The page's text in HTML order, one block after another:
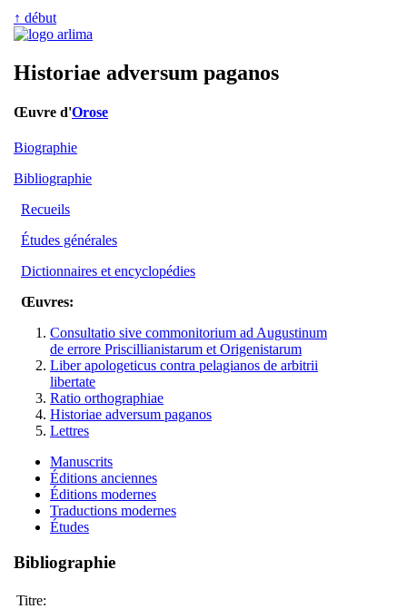
↑ début
Historiae adversum paganos
Œuvre d'Orose
Biographie
Bibliographie
Recueils
Études générales
Dictionnaires et encyclopédies
Œuvres:
Consultatio sive commonitorium ad Augustinum
de errore Priscillianistarum et Origenistarum
Liber apologeticus contra pelagianos de arbitrii
libertate
Ratio orthographiae
Historiae adversum paganos
Lettres
Manuscrits
Éditions anciennes
Éditions modernes
Traductions modernes
Études
Bibliographie
Titre: